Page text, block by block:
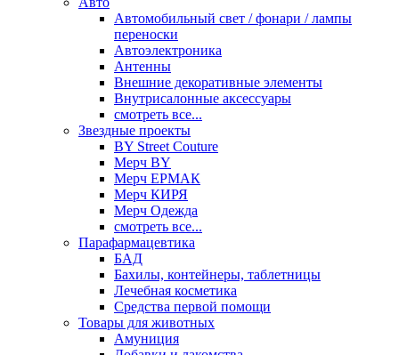
Автомобильный свет / фонари / лампы
переноски
Автоэлектроника
Антенны
Внешние декоративные элементы
Внутрисалонные аксессуары
смотреть все...
Звездные проекты
BY Street Couture
Мерч BY
Мерч ЕРМАК
Мерч КИРЯ
Мерч Одежда
смотреть все...
Парафармацевтика
БАД
Бахилы, контейнеры, таблетницы
Лечебная косметика
Средства первой помощи
Товары для животных
Амуниция